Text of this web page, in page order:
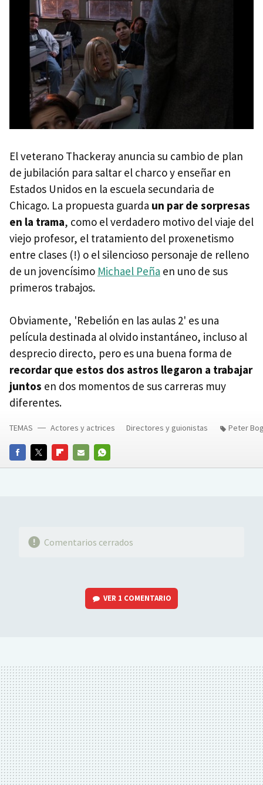
El veterano Thackeray anuncia su cambio de plan
de jubilación para saltar el charco y enseñar en
Estados Unidos en la escuela secundaria de
Chicago. La propuesta guarda un par de sorpresas
en la trama, como el verdadero motivo del viaje del
viejo profesor, el tratamiento del proxenetismo
entre clases (!) o el silencioso personaje de relleno
de un jovencísimo Michael Peña en uno de sus
primeros trabajos.
Obviamente, 'Rebelión en las aulas 2' es una
película destinada al olvido instantáneo, incluso al
desprecio directo, pero es una buena forma de
recordar que estos dos astros llegaron a trabajar
juntos en dos momentos de sus carreras muy
diferentes.
FACEBOOKTWITTERFLIPBOARD
E-
WHATSAPP
TEMAS Actores y actrices Directores y guionistas Peter
Comentarios cerrados
VER 1 COMENTARIO